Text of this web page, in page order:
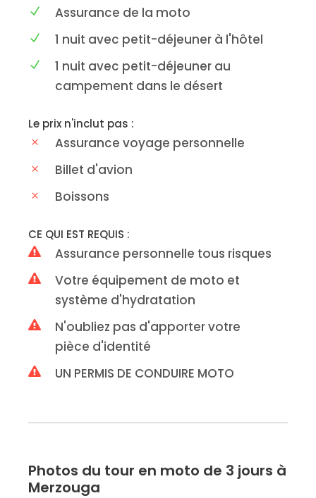
Assurance de la moto
1 nuit avec petit-déjeuner à l'hôtel
1 nuit avec petit-déjeuner au
campement dans le désert
Le prix n'inclut pas :
Assurance voyage personnelle
Billet d'avion
Boissons
CE QUI EST REQUIS :
Assurance personnelle tous risques
Votre équipement de moto et
système d'hydratation
N'oubliez pas d'apporter votre
pièce d'identité
UN PERMIS DE CONDUIRE MOTO
Photos du tour en moto de 3 jours à
Merzouga